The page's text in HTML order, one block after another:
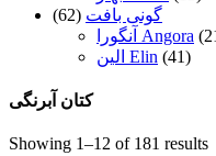
گونی بافت (62)
آنگورا Angora
الین Elin (41)
کتان آبرنگی
Showing 1–12 of 181 results